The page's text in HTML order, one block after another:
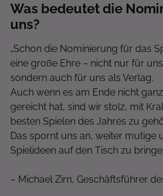
Was bedeutet die
uns?
„Schon die Nominierung für das
eine große Ehre – nicht nur für
sondern auch für uns als Verlag.
Auch wenn es am Ende nicht
gereicht hat, sind wir stolz, mit
besten Spielen des Jahres zu
Das spornt uns an, weiter mutige
Spielideen auf den Tisch zu
– Michael Zirn, Geschäftsführer